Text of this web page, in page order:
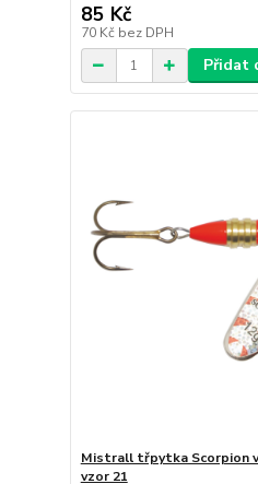
85 Kč
70 Kč bez DPH
Přidat
Mistrall třpytka Scorpion
vzor 21